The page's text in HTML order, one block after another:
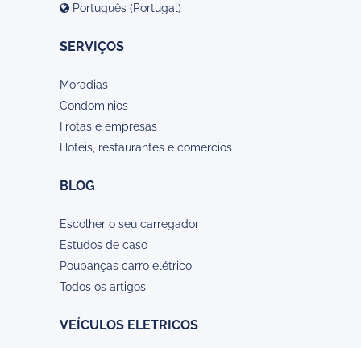
Português (Portugal)
SERVIÇOS
Moradias
Condominios
Frotas e empresas
Hoteis, restaurantes e comercios
BLOG
Escolher o seu carregador
Estudos de caso
Poupanças carro elétrico
Todos os artigos
VEÍCULOS ELETRICOS